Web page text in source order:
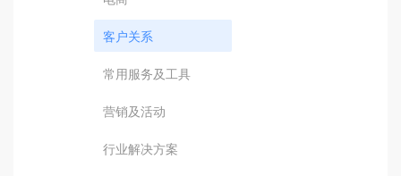
客户关系
常用服务及工具
营销及活动
行业解决方案